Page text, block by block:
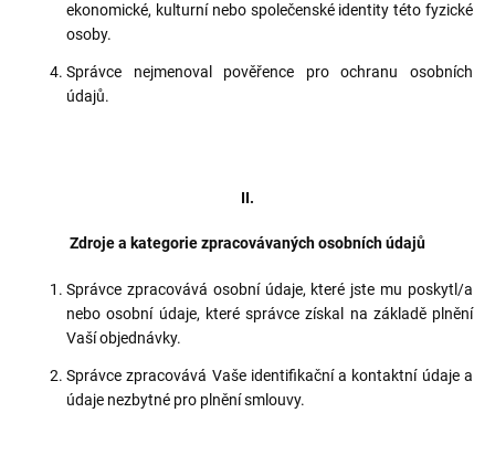
ekonomické, kulturní nebo společenské identity této fyzické
osoby.
Správce nejmenoval pověřence pro ochranu osobních
údajů.
II.
Zdroje a kategorie zpracovávaných osobních údajů
Správce zpracovává osobní údaje, které jste mu poskytl/a
nebo osobní údaje, které správce získal na základě plnění
Vaší objednávky.
Správce zpracovává Vaše identifikační a kontaktní údaje a
údaje nezbytné pro plnění smlouvy.